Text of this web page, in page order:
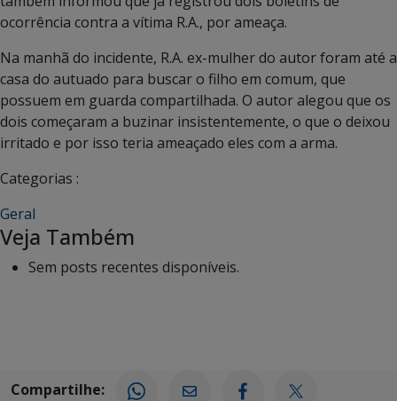
ocorrência contra a vítima R.A., por ameaça.
Na manhã do incidente, R.A. ex-mulher do autor foram até a
casa do autuado para buscar o filho em comum, que
possuem em guarda compartilhada. O autor alegou que os
dois começaram a buzinar insistentemente, o que o deixou
irritado e por isso teria ameaçado eles com a arma.
Categorias :
Geral
Veja Também
Sem posts recentes disponíveis.
Compartilhe: